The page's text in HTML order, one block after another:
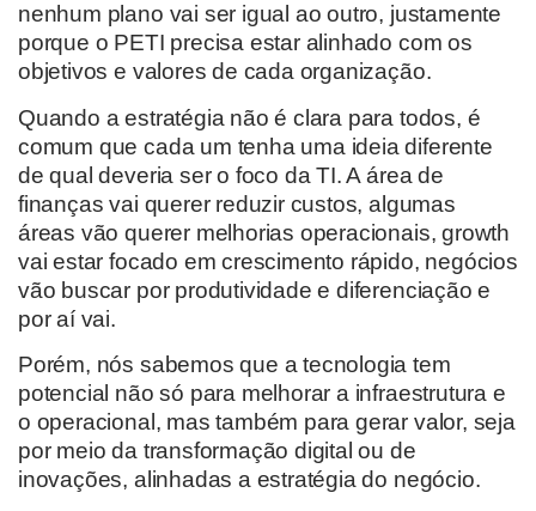
nenhum plano vai ser igual ao outro, justamente
porque o PETI precisa estar alinhado com os
objetivos e valores de cada organização.
Quando a estratégia não é clara para todos, é
comum que cada um tenha uma ideia diferente
de qual deveria ser o foco da TI. A área de
finanças vai querer reduzir custos, algumas
áreas vão querer melhorias operacionais, growth
vai estar focado em crescimento rápido, negócios
vão buscar por produtividade e diferenciação e
por aí vai.
Porém, nós sabemos que a tecnologia tem
potencial não só para melhorar a infraestrutura e
o operacional, mas também para gerar valor, seja
por meio da transformação digital ou de
inovações, alinhadas a estratégia do negócio.